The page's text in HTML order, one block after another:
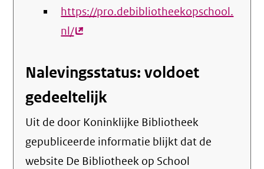
https://pro.debibliotheekopschool.
nl/(externe
Nalevingsstatus: voldoet
gedeeltelijk
Uit de door Koninklijke Bibliotheek
gepubliceerde informatie blijkt dat de
website De Bibliotheek op School